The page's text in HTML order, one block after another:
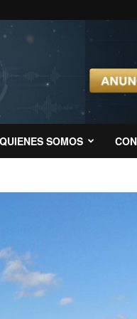
QUIENES SOMOS